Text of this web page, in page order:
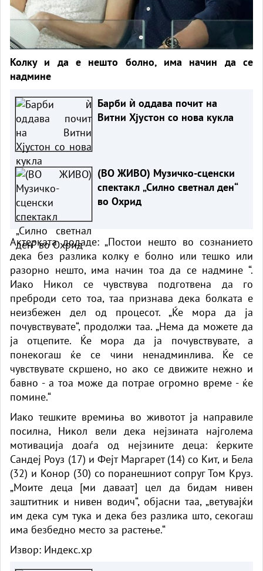
Колку и да е нешто болно, има начин да се
надмине
Барби ѝ оддава почит на
Витни Хјустон со нова кукла
(ВО ЖИВО) Музичко-сценски
спектакл „Силно светнал ден“
во Охрид
Актерката додаде: „Постои нешто во сознанието
дека без разлика колку е болно или тешко или
разорно нешто, има начин тоа да се надмине “.
Иако Никол се чувствува подготвена да го
преброди сето тоа, таа признава дека болката е
неизбежен дел од процесот. „Ќе мора да ја
почувствувате“, продолжи таа. „Нема да можете да
ја отцепите. Ќе мора да ја почувствувате, а
понекогаш ќе се чини ненадминлива. Ќе се
чувствувате скршено, но ако се движите нежно и
бавно - а тоа може да потрае огромно време - ќе
помине.“
Иако тешките времиња во животот ја направиле
посилна, Никол вели дека нејзината најголема
мотивација доаѓа од нејзините деца: ќерките
Сандеј Роуз (17) и Фејт Маргарет (14) со Кит, и Бела
(32) и Конор (30) со поранешниот сопруг Том Круз.
„Моите деца [ми даваат] цел да бидам нивен
заштитник и нивен водич“, објасни таа, „ветувајќи
им дека сум тука и дека без разлика што, секогаш
има безбедно место за растење.“
Извор: Индекс.хр